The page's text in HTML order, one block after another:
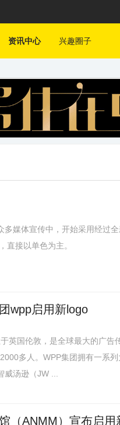
资讯中心 兴趣圈子
多媒体宣传中，开始采用经过
直接以单色为主。
wpp启用新logo
英国伦敦，是全球最大的广告
多人。WPP集团拥有一系
汤逊（JW ...
（ANMM）宣布启用